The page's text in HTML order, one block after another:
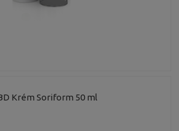
Krém Soriform 50 ml